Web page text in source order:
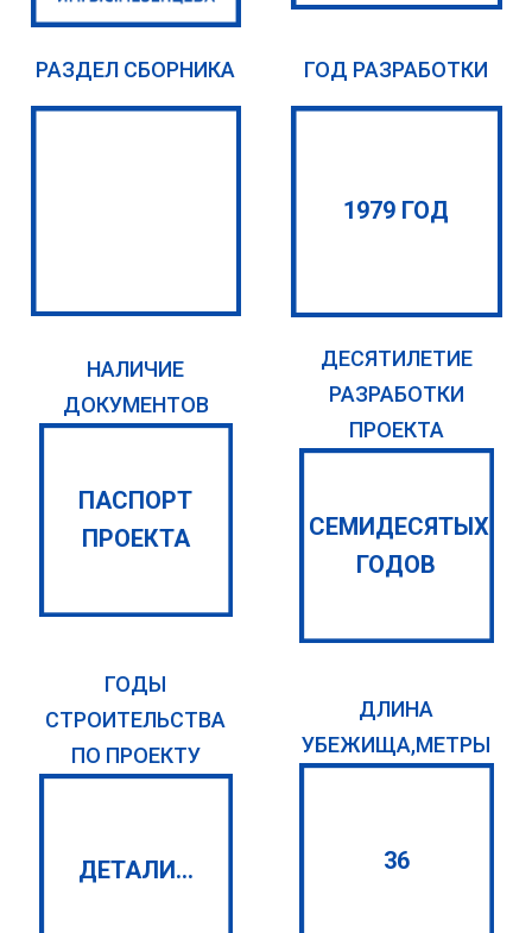
РАЗДЕЛ СБОРНИКА ГОД РАЗРАБОТКИ
1979 ГОД
НАЛИЧИЕ
ДОКУМЕНТОВ
ПАСПОРТ
ПРОЕКТА
ДЕСЯТИЛЕТИЕ
РАЗРАБОТКИ
ПРОЕКТА
СЕМИДЕСЯТЫХ
ГОДОВ
ГОДЫ
СТРОИТЕЛЬСТВА
ПО ПРОЕКТУ
ДЕТАЛИ...
ДЛИНА
УБЕЖИЩА,МЕТРЫ
36